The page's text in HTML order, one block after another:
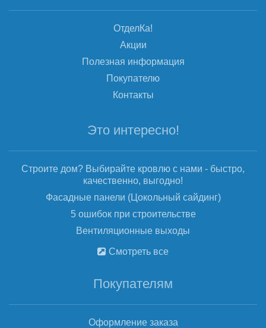
ОтделКа!
Акции
Полезная информация
Покупателю
Контакты
Это интересно!
Строите дом? Выбирайте кровлю с нами - быстро,
качественно, выгодно!
Фасадные панели (Цокольный сайдинг)
5 ошибок при строительстве
Вентиляционные выходы
Смотреть все
Покупателям
Оформление заказа